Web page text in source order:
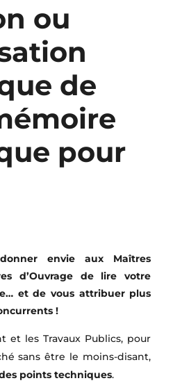
ou
de
pour
envie aux Maîtres
d’Ouvrage de lire votre
et de vous attribuer plus
!
et les Travaux Publics, pour
sans être le moins-disant,
points techniques.